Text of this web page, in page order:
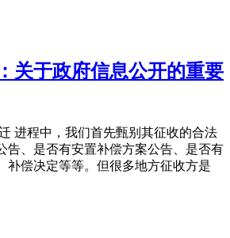
关于政府信息公开的重要
进程中，我们首先甄别其征收的合法
告、是否有安置补偿方案公告、是否有
补偿决定等等。但很多地方征收方是